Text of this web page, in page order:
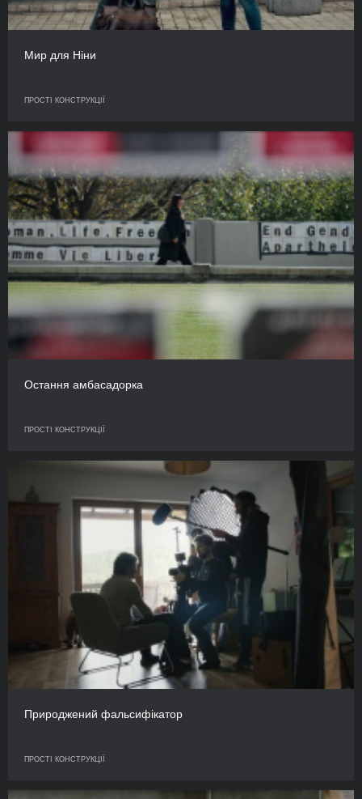
Мир для Ніни
ПРОСТІ КОНСТРУКЦІЇ
Остання амбасадорка
ПРОСТІ КОНСТРУКЦІЇ
Природжений фальсифікатор
ПРОСТІ КОНСТРУКЦІЇ